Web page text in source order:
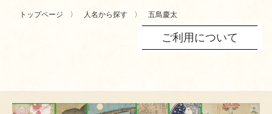
トップページ 人名から探す 五島慶太
ご利用について